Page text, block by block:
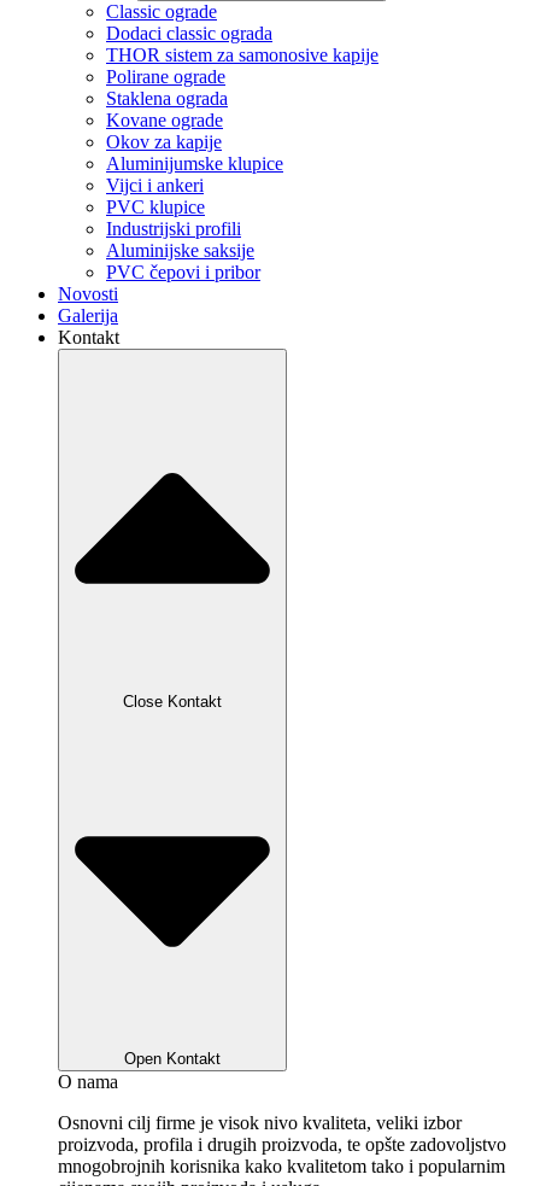
Classic ograde
Dodaci classic ograda
THOR sistem za samonosive kapije
Polirane ograde
Staklena ograda
Kovane ograde
Okov za kapije
Aluminijumske klupice
Vijci i ankeri
PVC klupice
Industrijski profili
Aluminijske saksije
PVC čepovi i pribor
Novosti
Galerija
Kontakt
Close Kontakt
Open Kontakt
O nama
Osnovni cilj firme je visok nivo kvaliteta, veliki izbor
proizvoda, profila i drugih proizvoda, te opšte zadovoljstvo
mnogobrojnih korisnika kako kvalitetom tako i popularnim